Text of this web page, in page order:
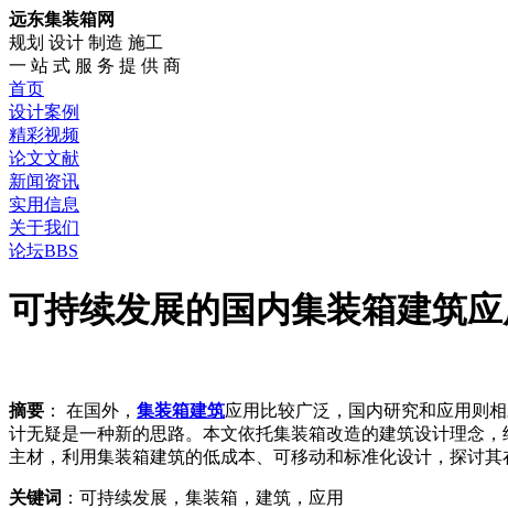
远东集装箱网
规划 设计 制造 施工
一 站 式 服 务 提 供 商
首页
设计案例
精彩视频
论文文献
新闻资讯
实用信息
关于我们
论坛BBS
可持续发展的国内集装箱建筑
摘要 ： 在国外， 集装箱建筑应用比较广泛，国内研究和应用则
计无疑是一种新的思路。本文依托集装箱改造的建筑设计理念
主材，利用集装箱建筑的低成本、可移动和标准化设计，探讨
关键词 ：可持续发展，集装箱，建筑，应用